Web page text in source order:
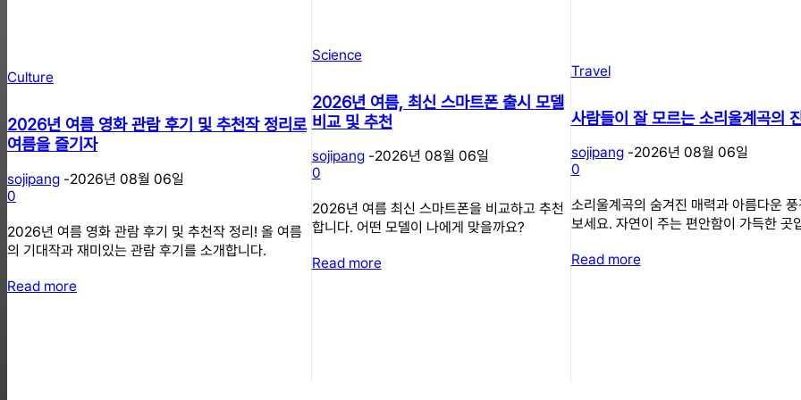
Culture
2026년 여름 영화 관람 후기 및 추천작 정리로
여름을 즐기자
sojipang -2026년 08월 06일
0
2026년 여름 영화 관람 후기 및 추천작 정리! 올 여름
의 기대작과 재미있는 관람 후기를 소개합니다.
Read more
Science
2026년 여름, 최신 스마트폰 출시 모델
비교 및 추천
sojipang -2026년 08월 06일
0
2026년 여름 최신 스마트폰을 비교하고 추천
합니다. 어떤 모델이 나에게 맞을까요?
Read more
Travel
사람들이 잘 모르는 소리울계곡의
sojipang -2026년 08월 06일
0
소리울계곡의 숨겨진 매력과 아름다운
보세요. 자연이 주는 편안함이 가득한 곳
Read more